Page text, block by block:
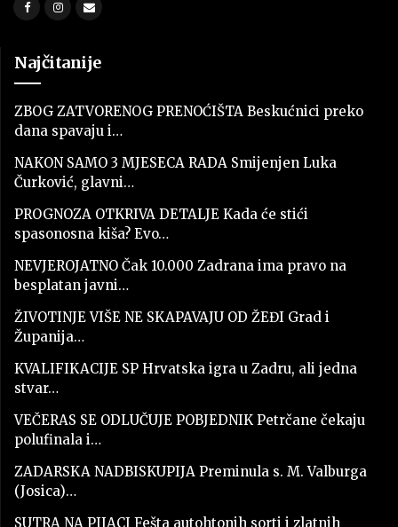
Najčitanije
ZBOG ZATVORENOG PRENOĆIŠTA Beskućnici preko
dana spavaju i…
NAKON SAMO 3 MJESECA RADA Smijenjen Luka
Čurković, glavni…
PROGNOZA OTKRIVA DETALJE Kada će stići
spasonosna kiša? Evo…
NEVJEROJATNO Čak 10.000 Zadrana ima pravo na
besplatan javni…
ŽIVOTINJE VIŠE NE SKAPAVAJU OD ŽEĐI Grad i
Županija…
KVALIFIKACIJE SP Hrvatska igra u Zadru, ali jedna
stvar…
VEČERAS SE ODLUČUJE POBJEDNIK Petrčane čekaju
polufinala i…
ZADARSKA NADBISKUPIJA Preminula s. M. Valburga
(Josica)…
SUTRA NA PIJACI Fešta autohtonih sorti i zlatnih